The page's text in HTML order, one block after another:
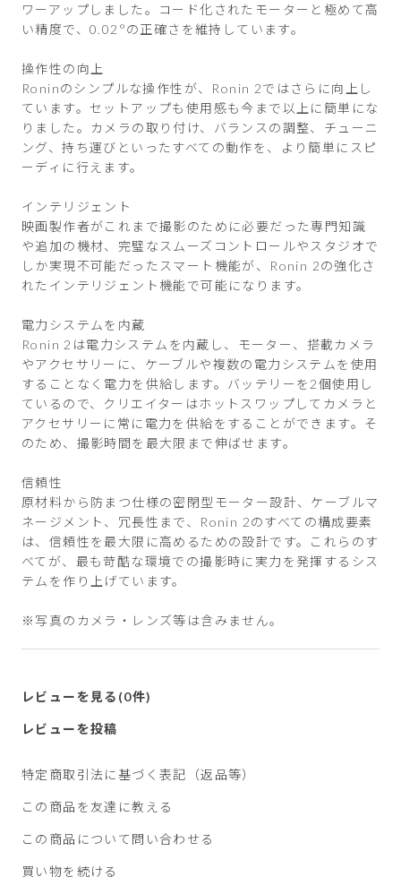
ワーアップしました。コード化されたモーターと極めて高
い精度で、0.02°の正確さを維持しています。
操作性の向上
Roninのシンプルな操作性が、Ronin 2ではさらに向上し
ています。セットアップも使用感も今まで以上に簡単にな
りました。カメラの取り付け、バランスの調整、チューニ
ング、持ち運びといったすべての動作を、より簡単にスピ
ーディに行えます。
インテリジェント
映画製作者がこれまで撮影のために必要だった専門知識
や追加の機材、完璧なスムーズコントロールやスタジオで
しか実現不可能だったスマート機能が、Ronin 2の強化さ
れたインテリジェント機能で可能になります。
電力システムを内蔵
Ronin 2は電力システムを内蔵し、モーター、搭載カメラ
やアクセサリーに、ケーブルや複数の電力システムを使用
することなく電力を供給します。バッテリーを2個使用し
ているので、クリエイターはホットスワップしてカメラと
アクセサリーに常に電力を供給をすることができます。そ
のため、撮影時間を最大限まで伸ばせます。
信頼性
原材料から防まつ仕様の密閉型モーター設計、ケーブルマ
ネージメント、冗長性まで、Ronin 2のすべての構成要素
は、信頼性を最大限に高めるための設計です。これらのす
べてが、最も苛酷な環境での撮影時に実力を発揮するシス
テムを作り上げています。
※写真のカメラ・レンズ等は含みません。
レビューを見る(0件)
レビューを投稿
特定商取引法に基づく表記（返品等）
この商品を友達に教える
この商品について問い合わせる
買い物を続ける